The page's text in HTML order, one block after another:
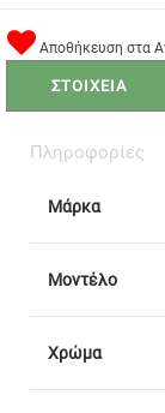
Αποθήκευση στα
ΣΤΟΙΧΕΙΑ
Πληροφορίες
Μάρκα
Μοντέλο
Χρώμα